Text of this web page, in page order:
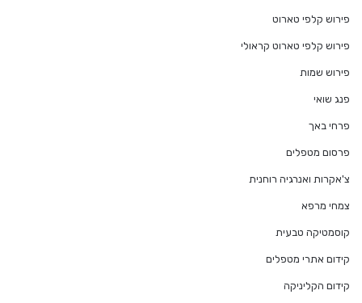
פירוש קלפי טארוט
פירוש קלפי טארוט קראולי
פירוש שמות
פנג שואי
פרחי באך
פרסום מטפלים
צ'אקרות ואנרגיה רוחנית
צמחי מרפא
קוסמטיקה טבעית
קידום אתרי מטפלים
קידום הקליניקה